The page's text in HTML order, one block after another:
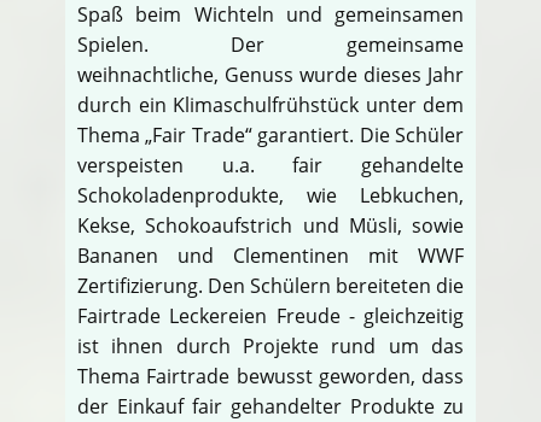
Spaß beim Wichteln und gemeinsamen
Spielen. Der gemeinsame
weihnachtliche, Genuss wurde dieses Jahr
durch ein Klimaschulfrühstück unter dem
Thema „Fair Trade“ garantiert. Die Schüler
verspeisten u.a. fair gehandelte
Schokoladenprodukte, wie Lebkuchen,
Kekse, Schokoaufstrich und Müsli, sowie
Bananen und Clementinen mit WWF
Zertifizierung. Den Schülern bereiteten die
Fairtrade Leckereien Freude - gleichzeitig
ist ihnen durch Projekte rund um das
Thema Fairtrade bewusst geworden, dass
der Einkauf fair gehandelter Produkte zu